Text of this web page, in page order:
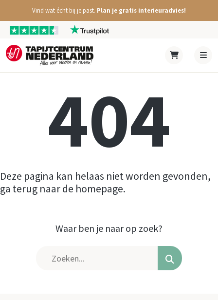
Vind wat écht bij je past. Plan je gratis interieuradvies!
404
Deze pagina kan helaas niet worden gevonden,
ga terug naar de homepage.
Waar ben je naar op zoek?